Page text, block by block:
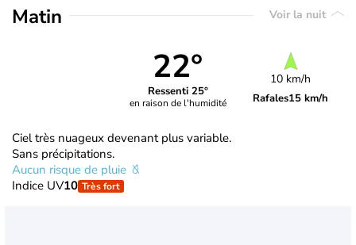
Matin Voir la nuit
22°
Ressenti 25°
en raison de l'humidité
10 km/h
Rafales15 km/h
Ciel très nuageux devenant plus variable.
Sans précipitations.
Aucun risque de pluie
Indice UV10 Très fort